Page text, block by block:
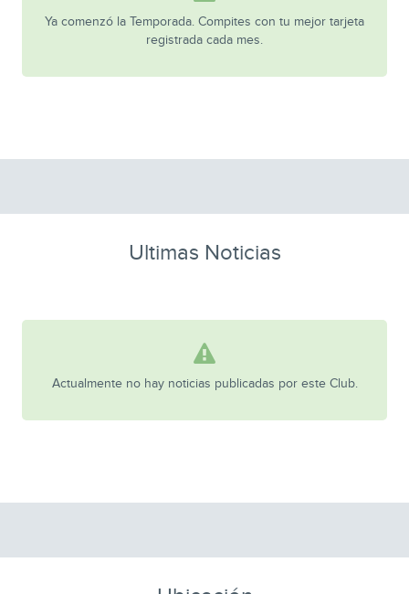
Ya comenzó la Temporada. Compites con tu mejor tarjeta
registrada cada mes.
Ultimas Noticias
Actualmente no hay noticias publicadas por este Club.